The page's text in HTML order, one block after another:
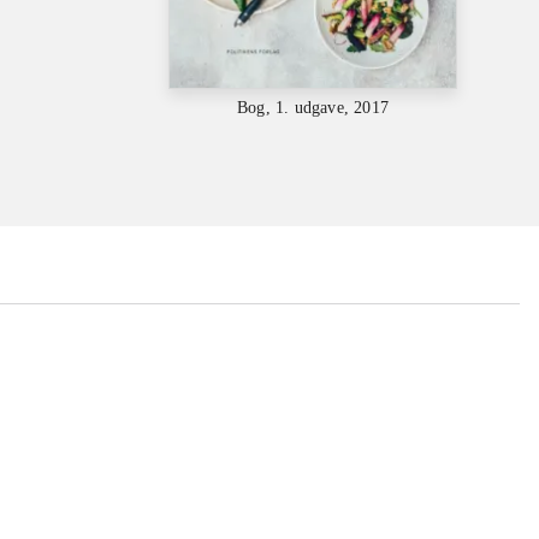
Bog, 1. udgave, 2017